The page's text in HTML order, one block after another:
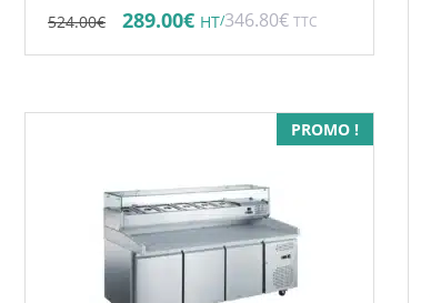
524.00€ Le
prix
initial
289.00€Le
prix
actuel
HT/346.80€ TTC
PROMO !